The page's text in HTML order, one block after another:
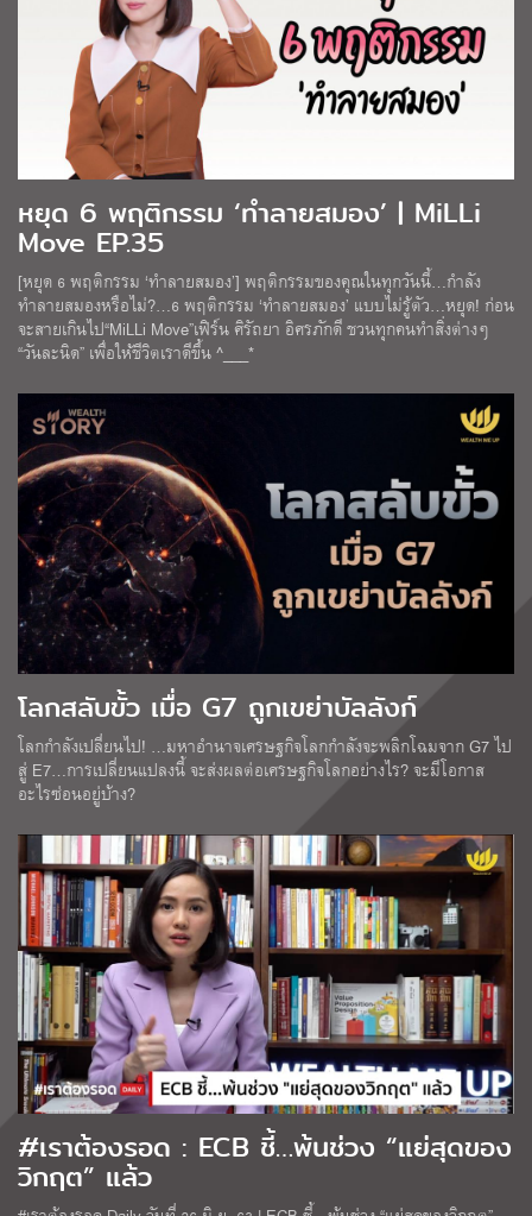
หยุด 6 พฤติกรรม ‘ทำลายสมอง’ | MiLLi
Move EP.35
[หยุด 6 พฤติกรรม ‘ทำลายสมอง’] พฤติกรรมของคุณในทุกวันนี้…กำลัง
ทำลายสมองหรือไม่?…6 พฤติกรรม ‘ทำลายสมอง’ แบบไม่รู้ตัว…หยุด! ก่อน
จะสายเกินไป“MiLLi Move”เฟิร์น ศิรัถยา อิศรภักดี ชวนทุกคนทำสิ่งต่างๆ
“วันละนิด” เพื่อให้ชีวิตเราดีขึ้น ^___*
โลกสลับขั้ว เมื่อ G7 ถูกเขย่าบัลลังก์
โลกกำลังเปลี่ยนไป! …มหาอำนาจเศรษฐกิจโลกกำลังจะพลิกโฉมจาก G7 ไป
สู่ E7…การเปลี่ยนแปลงนี้ จะส่งผลต่อเศรษฐกิจโลกอย่างไร? จะมีโอกาส
อะไรซ่อนอยู่บ้าง?
#เราต้องรอด : ECB ชี้…พ้นช่วง “แย่สุดของ
วิกฤต” แล้ว